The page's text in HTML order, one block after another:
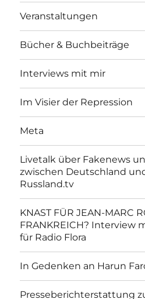
Veranstaltungen
Bücher & Buchbeiträge
Interviews mit mir
Im Visier der Repression
Meta
Livetalk über Fakenews
zwischen Deutschland
Russland.tv
KNAST FÜR JEAN-MARC
FRANKREICH? Interview
für Radio Flora
In Gedenken an Harun
Presseberichterstattung